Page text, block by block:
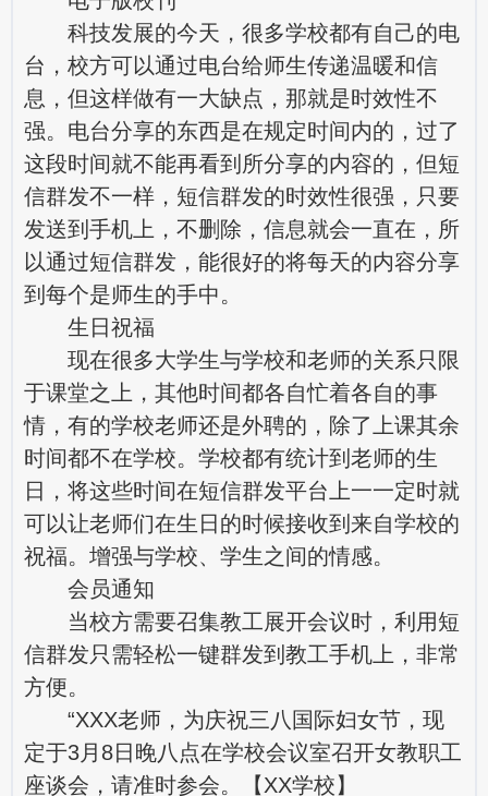
科技发展的今天，很多学校都有自己的电
台，校方可以通过电台给师生传递温暖和信
息，但这样做有一大缺点，那就是时效性不
强。电台分享的东西是在规定时间内的，过了
这段时间就不能再看到所分享的内容的，但短
信群发不一样，短信群发的时效性很强，只要
发送到手机上，不删除，信息就会一直在，所
以通过短信群发，能很好的将每天的内容分享
到每个是师生的手中。
生日祝福
现在很多大学生与学校和老师的关系只限
于课堂之上，其他时间都各自忙着各自的事
情，有的学校老师还是外聘的，除了上课其余
时间都不在学校。学校都有统计到老师的生
日，将这些时间在短信群发平台上一一定时就
可以让老师们在生日的时候接收到来自学校的
祝福。增强与学校、学生之间的情感。
会员通知
当校方需要召集教工展开会议时，利用短
信群发只需轻松一键群发到教工手机上，非常
方便。
“XXX老师，为庆祝三八国际妇女节，现
定于3月8日晚八点在学校会议室召开女教职工
座谈会，请准时参会。【XX学校】